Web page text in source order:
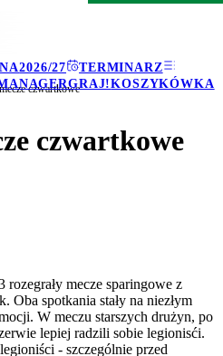
2026/27
TERMINARZ
GRAJ!KOSZYKÓWKA
czwartkowe
czwartkowe
mecze sparingowe z
Oba spotkania stały na niezłym
W meczu starszych drużyn, po
lepiej radzili sobie legionisći.
- szczególnie przed